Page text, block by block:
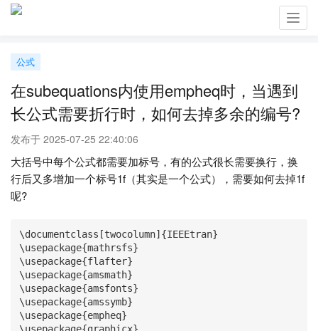
公式
在subequations内使用empheq时，当遇到
长公式需要折行时，如何去掉多余的编号?
发布于 2025-07-25 22:40:06
大括号中每个公式都需要加标号，有的公式很长需要换行，换
行后又多增加一个标号1f（其实是一个公式），需要如何去掉1f
呢?
\documentclass[twocolumn]{IEEEtran}
\usepackage{mathrsfs}
\usepackage{flafter}
\usepackage{amsmath}
\usepackage{amsfonts}
\usepackage{amssymb}
\usepackage{empheq}